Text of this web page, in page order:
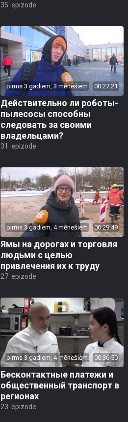
35. epizode
pirms 3 gadiem, 3 mēnešiem 00:27:21
Действительно ли роботы-
пылесосы способны
следовать за своими
владельцами?
31. epizode
pirms 3 gadiem, 4 mēnešiem 00:29:49
Ямы на дорогах и торговля
людьми с целью
привлечения их к труду
27. epizode
pirms 3 gadiem, 4 mēnešiem 00:36:50
Бесконтактные платежи и
общественный транспорт в
регионах
23. epizode